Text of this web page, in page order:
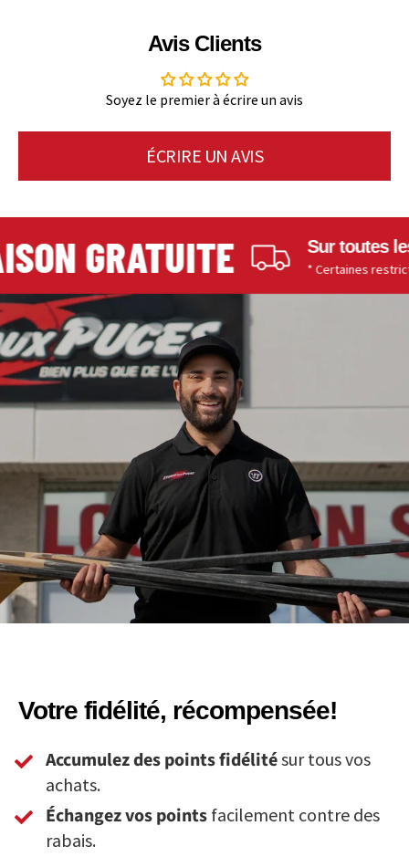
Avis Clients
Soyez le premier à écrire un avis
ÉCRIRE UN AVIS
GRATUITE Sur toutes les
* Certaines
Votre fidélité, récompensée!
Accumulez des points fidélitésur tous vos
achats.
Échangez vos points facilement contre des
rabais.